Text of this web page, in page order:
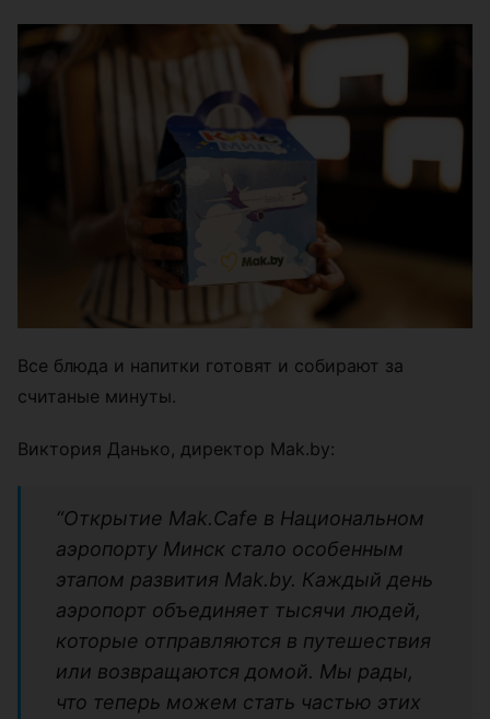
Все блюда и напитки готовят и собирают за
считаные минуты.
Виктория Данько, директор Mak.by:
“Открытие Mak.Cafe в Национальном
аэропорту Минск стало особенным
этапом развития Mak.by. Каждый день
аэропорт объединяет тысячи людей,
которые отправляются в путешествия
или возвращаются домой. Мы рады,
что теперь можем стать частью этих